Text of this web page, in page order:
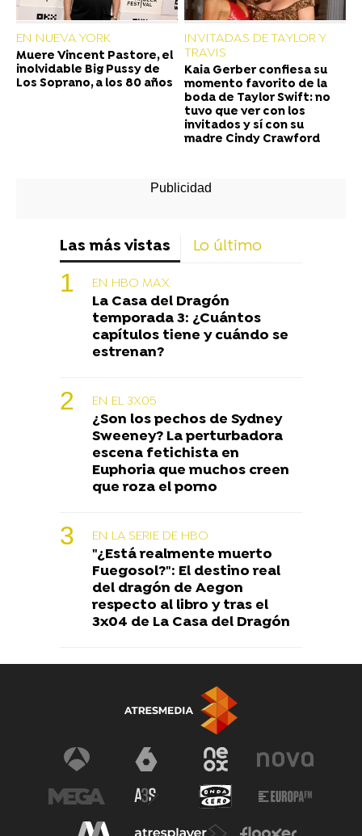
EN NUEVA YORK
Muere Vincent Pastore, el
inolvidable Big Pussy de
Los Soprano, a los 80 años
INVITADAS DE TAYLOR Y
TRAVIS
Kaia Gerber confiesa su
momento favorito de la
boda de Taylor Swift: no
tuvo que ver con los
invitados y sí con su
madre Cindy Crawford
Las más vistas Lo último
EN HBO MAX
La Casa del Dragón
temporada 3: ¿Cuántos
capítulos tiene y cuándo se
estrenan?
EN EL 3X05
¿Son los pechos de Sydney
Sweeney? La perturbadora
escena fetichista en
Euphoria que muchos creen
que roza el porno
EN LA SERIE DE HBO
"¿Está realmente muerto
Fuegosol?": El destino real
del dragón de Aegon
respecto al libro y tras el
3x04 de La Casa del Dragón